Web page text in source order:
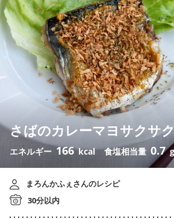
さばのカレーマヨサクサ
エネルギー 166 kcal 食塩相当量 0.7 g
まろんかふぇさんのレシピ
30分以内